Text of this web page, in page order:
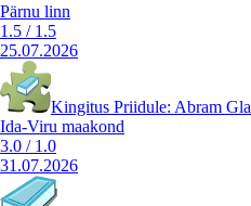
Pärnu linn
1.5 / 1.5
25.07.2026
Kingitus Priidule: Abram
Ida-Viru maakond
3.0 / 1.0
31.07.2026